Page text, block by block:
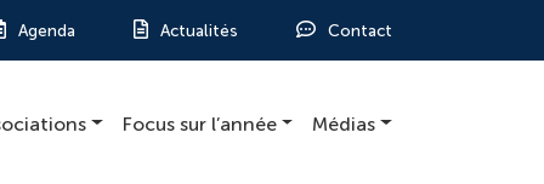
Agenda Actualités Contact
Focus sur l’année Médias